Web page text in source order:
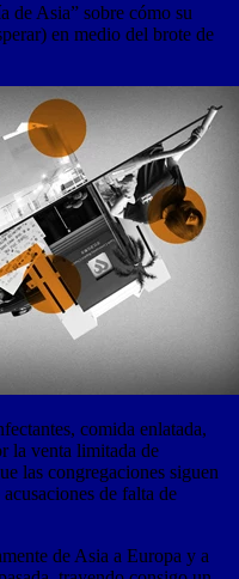
de Asia” sobre cómo su
en medio del brote de
comida enlatada,
la venta limitada de
las congregaciones siguen
de falta de
de Asia a Europa y a